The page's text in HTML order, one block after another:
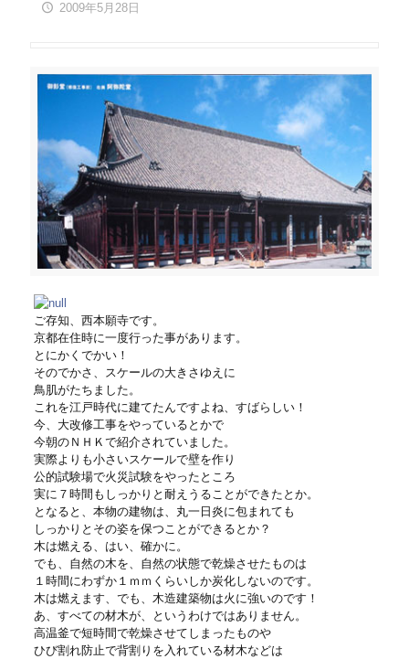
2009年5月28日
ご存知、西本願寺です。
京都在住時に一度行った事があります。
とにかくでかい！
そのでかさ、スケールの大きさゆえに
鳥肌がたちました。
これを江戸時代に建てたんですよね、すばらしい！
今、大改修工事をやっているとかで
今朝のＮＨＫで紹介されていました。
実際よりも小さいスケールで壁を作り
公的試験場で火災試験をやったところ
実に７時間もしっかりと耐えうることができたとか。
となると、本物の建物は、丸一日炎に包まれても
しっかりとその姿を保つことができるとか？
木は燃える、はい、確かに。
でも、自然の木を、自然の状態で乾燥させたものは
１時間にわずか１ｍｍくらいしか炭化しないのです。
木は燃えます、でも、木造建築物は火に強いのです！
あ、すべての材木が、というわけではありません。
高温釜で短時間で乾燥させてしまったものや
ひび割れ防止で背割りを入れている材木などは